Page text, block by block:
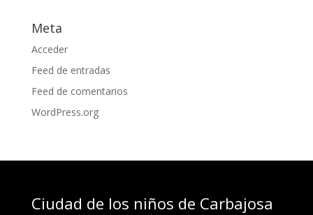
Meta
Acceder
Feed de entradas
Feed de comentarios
WordPress.org
Ciudad de los niños de Carbajosa